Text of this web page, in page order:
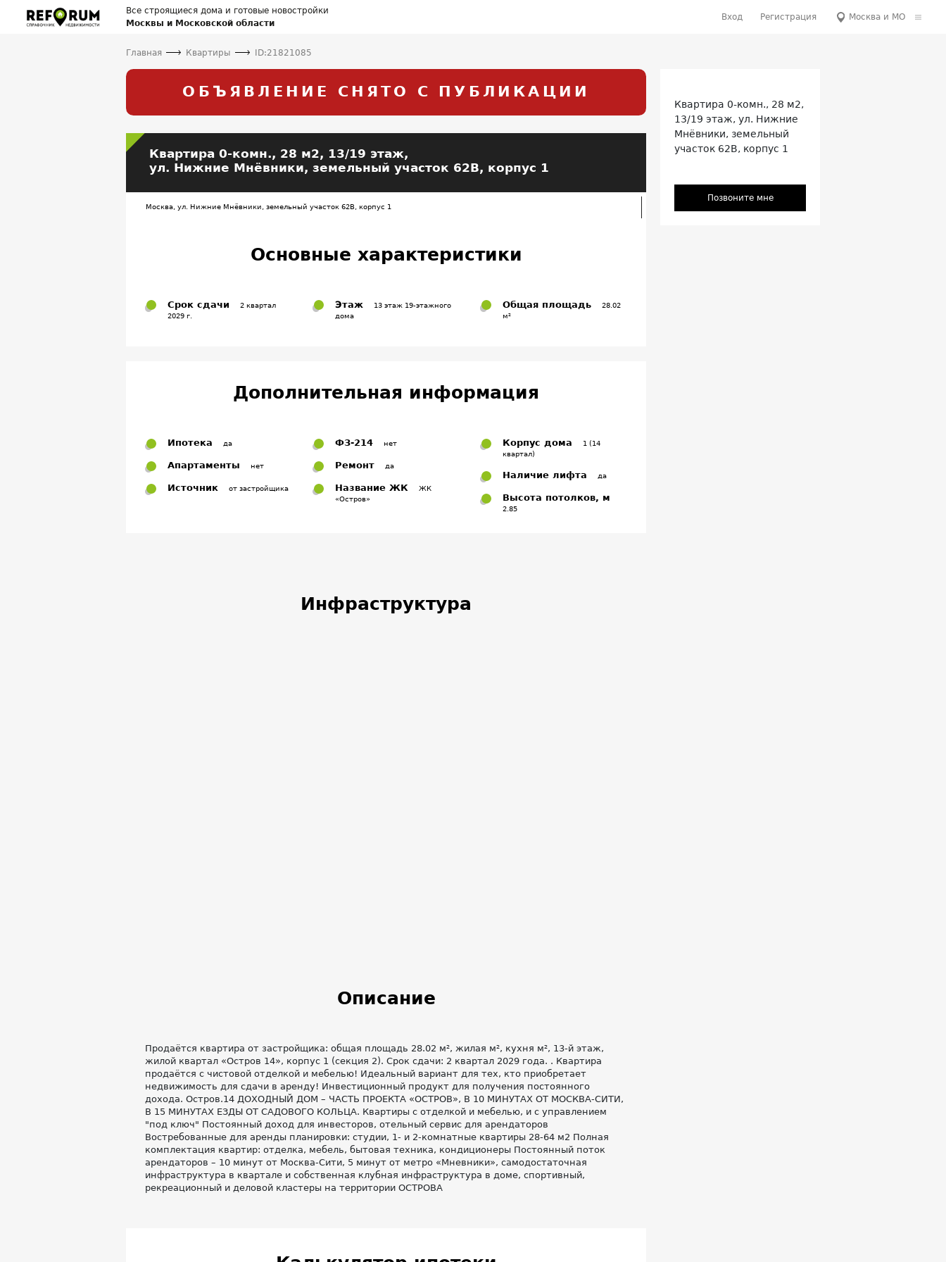
Все строящиеся дома и готовые новостройки
Москвы и Московской области
Вход Регистрация Москва и МО
Главная Квартиры ID:21821085
ОБЪЯВЛЕНИЕ СНЯТО С ПУБЛИКАЦИИ
Квартира0-комн., 28 м2, 13/19 этаж,
ул. Нижние Мнёвники, земельный участок 62В, корпус 1
Москва, ул. Нижние Мнёвники, земельный участок 62В, корпус 1
Основные характеристики
Срок сдачи
2 квартал
2029 г.
Этаж
13 этаж 19-этажного
дома
Общая площадь
28.02
м²
Дополнительная информация
Ипотека да
Апартаменты нет
Источник от застройщика
ФЗ-214 нет
Ремонт да
Название ЖК
ЖК
«Остров»
Корпус дома
1 (14
квартал)
Наличие лифта да
Высота потолков, м
2.85
Инфраструктура
Описание
Продаётся квартира от застройщика: общая площадь 28.02 м², жилая м², кухня м², 13-й этаж,
жилой квартал «Остров 14», корпус 1 (секция 2). Срок сдачи: 2 квартал 2029 года. . Квартира
продаётся с чистовой отделкой и мебелью! Идеальный вариант для тех, кто приобретает
недвижимость для сдачи в аренду! Инвестиционный продукт для получения постоянного
дохода. Остров.14 ДОХОДНЫЙ ДОМ – ЧАСТЬ ПРОЕКТА «ОСТРОВ», В 10 МИНУТАХ ОТ МОСКВА-СИТИ,
В 15 МИНУТАХ ЕЗДЫ ОТ САДОВОГО КОЛЬЦА. Квартиры с отделкой и мебелью, и с управлением
"под ключ" Постоянный доход для инвесторов, отельный сервис для арендаторов
Востребованные для аренды планировки: студии, 1- и 2-комнатные квартиры 28-64 м2 Полная
комплектация квартир: отделка, мебель, бытовая техника, кондиционеры Постоянный поток
арендаторов – 10 минут от Москва-Сити, 5 минут от метро «Мневники», самодостаточная
инфраструктура в квартале и собственная клубная инфраструктура в доме, спортивный,
рекреационный и деловой кластеры на территории ОСТРОВА
Квартира 0-комн., 28 м2,
13/19 этаж,ул. Нижние
Мнёвники, земельный
участок 62В, корпус 1
Позвоните мне